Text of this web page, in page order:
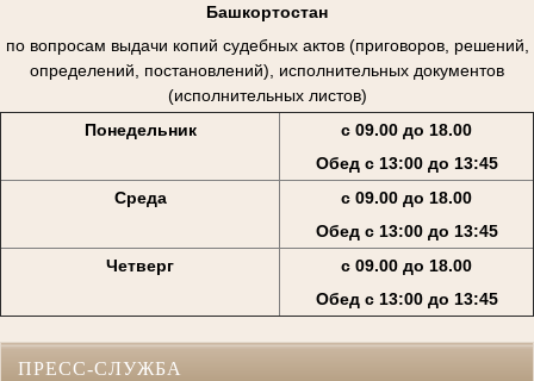
Башкортостан
по вопросам выдачи копий судебных актов (приговоров, решений,
определений, постановлений), исполнительных документов
(исполнительных листов)
Понедельник
с 09.00 до 18.00
Обед с 13:00 до 13:45
Среда
с 09.00 до 18.00
Обед с 13:00 до 13:45
Четверг
с 09.00 до 18.00
Обед с 13:00 до 13:45
ПРЕСС-СЛУЖБА